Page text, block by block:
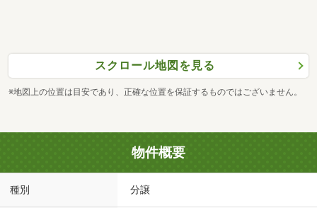
スクロール地図を見る
※地図上の位置は目安であり、正確な位置を保証するものではございません。
物件概要
種別 分譲